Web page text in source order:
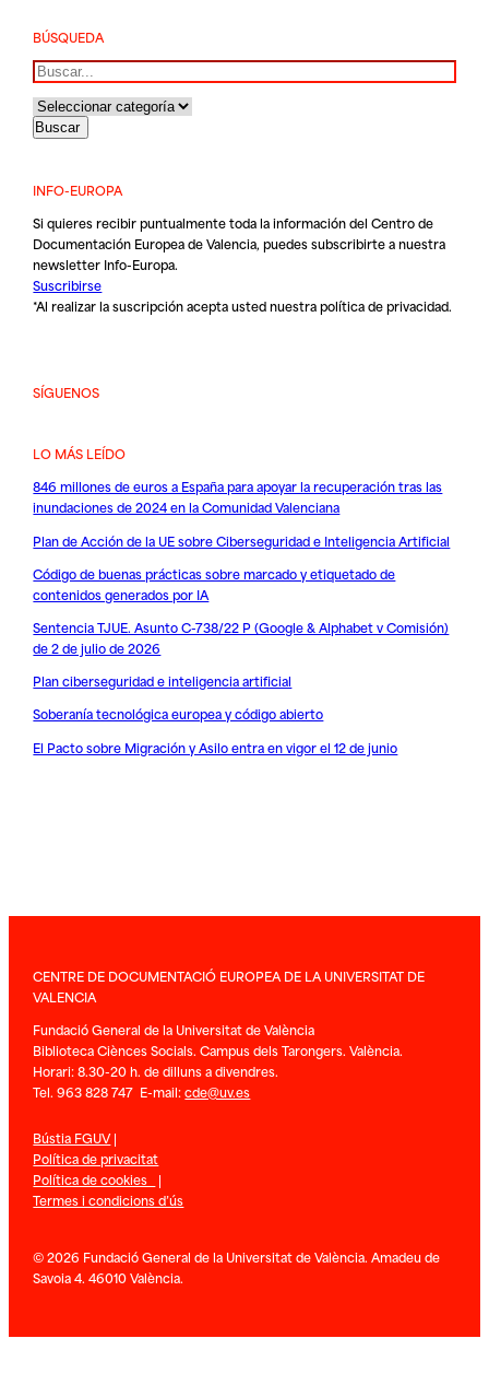
BÚSQUEDA
Buscar
INFO-EUROPA
Si quieres recibir puntualmente toda la información del Centro de
Documentación Europea de Valencia, puedes subscribirte a nuestra
newsletter Info-Europa.
Suscribirse
*Al realizar la suscripción acepta usted nuestrapolítica de privacidad.
SÍGUENOS
LO MÁS LEÍDO
846 millones de euros a España para apoyar la recuperación tras las
inundaciones de 2024 en la Comunidad Valenciana
Plan de Acción de la UE sobre Ciberseguridad e Inteligencia Artificial
Código de buenas prácticas sobre marcado y etiquetado de
contenidos generados por IA
Sentencia TJUE. Asunto C-738/22 P (Google & Alphabet v Comisión)
de 2 de julio de 2026
Plan ciberseguridad e inteligencia artificial
Soberanía tecnológica europea y código abierto
El Pacto sobre Migración y Asilo entra en vigor el 12 de junio
CENTRE DE DOCUMENTACIÓ EUROPEA DE LA UNIVERSITAT DE
VALENCIA
Fundació General de la Universitat de València
Biblioteca Ciènces Socials. Campus dels Tarongers. València.
Horari: 8.30-20 h. de dilluns a divendres.
Tel. 963 828 747 E-mail:cde@uv.es
Bústia FGUV|
Política de privacitat
Política de cookies |
Termes i condicions d’ús
© 2026 Fundació General de la Universitat de València. Amadeu de
Savoia 4. 46010 València.